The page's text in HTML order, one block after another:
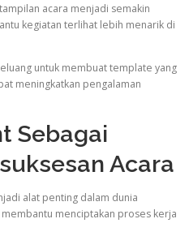
acara menjadi semakin
kegiatan terlihat lebih menarik di
untuk membuat template yang
meningkatkan pengalaman
Sebagai
Acara
alat penting dalam dunia
menciptakan proses kerja